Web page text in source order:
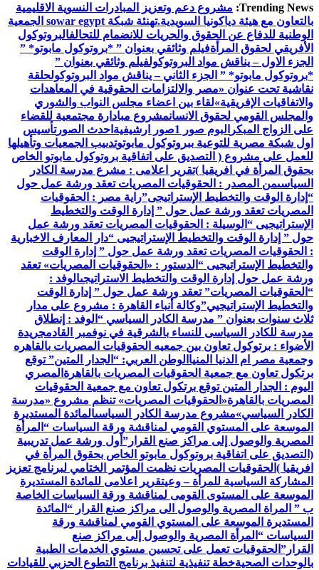
Trending News: مشروع دعم وتعزيز المبادرات النسوية الاقليمية
بالتعاون مع هيئة دياكونيا السويدية.
تهنئة شبكة sowar egypt الجمعية
الوطنية للدفاع عن الحقوق والحريات للانضمام للتحالفالبروتوكول
الأفريقي لحقوق المرأةفيلم وثائقي بعنوان ” *بروتوكول مابوتو* ”
الجزء الاول – يناقش مواد البروتوكولفيلم وثائقي بعنوان ”
*بروتوكول مابوتو* ” الجزء الثاني – يناقش مواد البروتوكولحلقة
نقاشية تحت عنوان «مصر والالتزامات الحقوقية في المعاهدات
والاتفاقيات الإفريقية»لقاء بين اعضاء مجلس النواب والشوري
والمجلس القومي لحقوق الانسانمشروع مبادارة مجتمعية للقضاء
على الزواج المبكر البوم صور 1 صور ارشيفية احدث الصورتأسيس
اول شبكة مصرية للتوعية ببروتوكول مابوتوتدىيب الجمعيات وتأهيلها
للعمل على مشروع ( التصديق على اتفاقية بروتوكول مابوتو الخاص
بحقوق المرأة في افريقيا )تقرير اعلامى : مشرع مدرسة الكادر
السياسىمن المصدر : الحقوقيات المصريات تعقد ورشة عمل حول
“إدارة الوقت والتخطيط الإستراتيجى”راية مصر : الحقوقيات
المصريات تعقد ورشة عمل حول ” إدارة الوقت والتخطيط
الإستراتيجيى “ الوسيلة : الحقوقيات المصريات تعقد ورشة عمل
حول ” إدارة الوقت والتخطيط الإستراتيجيى “دار المعارف الاخبارية
: الحقوقيات المصريات تعقد ورشة عمل حول ” إدارة الوقت
والتخطيط الإستراتيجيى “ الدستور : «الحقوقيات المصريات» تعقد
ورشة عمل حول إدارة الوقت والتخطيط الاستراتيجىالوفد :
“الحقوقيات المصريات” تعقد ورشة عمل حول ” إدارة الوقت
والتخطيط الإستراتيجيي”وكالة أنباء القاهرة : مشروع على مدار
ثلاث سنوات بعنوان ” مدرسة الكادر السياسي “ الوفد : إنطلاق
مدرسة للكادر السياسى للنساء بالشرقية في نوفمبر القادمجريدة
الأضواء : برتوكول تعاون بين جمعيه الحقوقيات المصريات بالقاهره
وجمعية مصر ام الدنيا المنيا الوطن العربي: “الجدار المتين” توقع
برتكول تعاون مع جمعية الحقوقيات المصريات بالقاهرة المصري
اليوم : الجدار المتين توقع برتكول تعاون مع جمعية الحقوقيات
المصريات بالقاهرة«الحقوقيات المصريات» تنظم مشروع «مدرسة
الكادر السياسي»مشروع مدرسة الكادر السياسىالمائدة المستديرة
الموسعة على المستوي القومي لمناقشة ورقة السياسات “المرأة
المصرية والوصول إلى مراكز صنع القرار” أول ورشة عمل تدريبية
(التصديق على اتفاقية بروتوكول مابوتو الخاص بحقوق المرأة في
افريقيا ) الحقوقيات المصريات نظمت المؤتمر الختامي لبرنامج تعزيز
المشاركة السياسية للمرأة – وعيتقرير اعلامى للمائدة المستديرة
الموسعة على المستوى القومى لمناقشة ورقة السياسات الخاصة
ب ” المراة المصرية والوصول الى مراكز صنع القرار “ المائدة
المستديرة الموسعة على المستوي القومي لمناقشة ورقة
السياسات “المرأة المصرية والوصول إلى مراكز صنع
القرار” الحقوقيات تعمل على تحسين مستوي الخدمات الطبية
بالوحدات الصحيةخطة تنفيذية لتنفيذ برنامج التطوع الحزبي للقيادات